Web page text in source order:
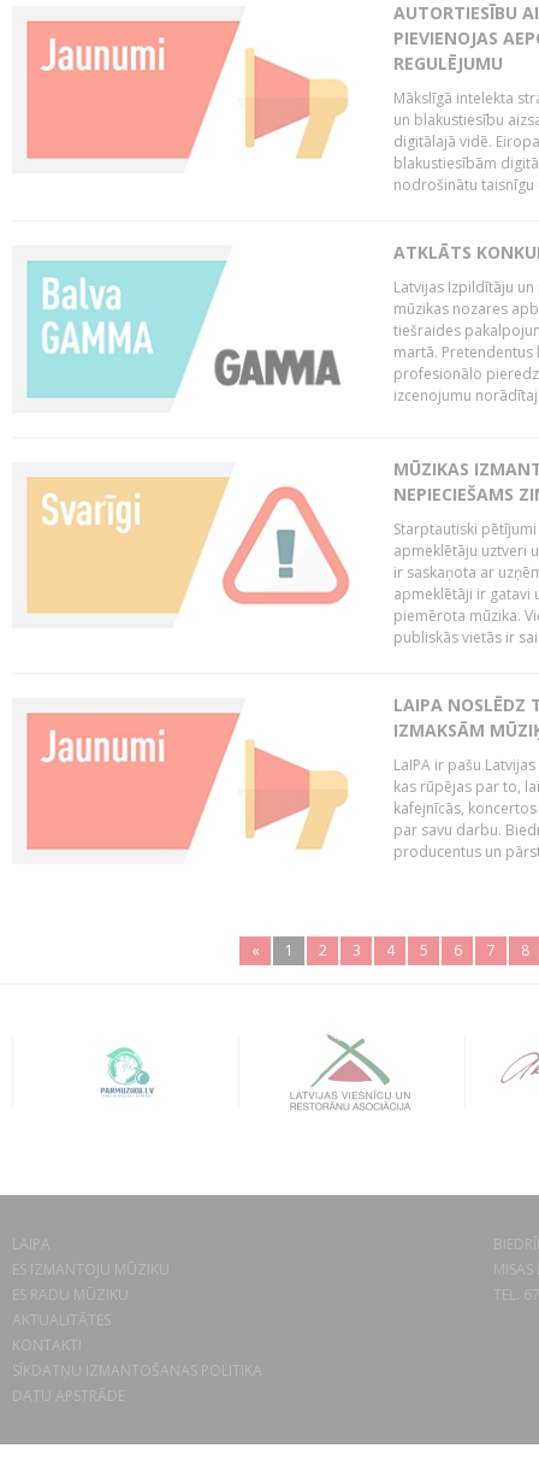
AUTORTIESĪBU
PIEVIENOJAS
REGULĒJUMU
Mākslīgā intelekta
un blakustiesību
digitālajā vidē.
blakustiesībām
nodrošinātu taisnīgu
ATKLĀTS
Latvijas Izpildītāju
mūzikas nozares
tiešraides
martā. Pretendentus
profesionālo
izcenojumu
MŪZIKAS
NEPIECIEŠAMS
Starptautiski
apmeklētāju uztveri
ir saskaņota ar
apmeklētāji ir gatavi
piemērota mūzika.
publiskās vietās ir
LAIPA NOSLĒDZ
IZMAKSĀM
LaIPA ir pašu
kas rūpējas par to,
kafejnīcās,
par savu darbu.
producentus un
« 1 2 3 4 5 6 7 8
LAIPA
ES IZMANTOJU MŪZIKU
ES RADU MŪZIKU
AKTUALITĀTES
KONTAKTI
SĪKDATŅU IZMANTOŠANAS POLITIKA
DATU APSTRĀDE
TEL.